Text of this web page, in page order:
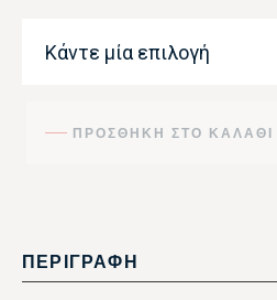
ΠΡΟΣΘΉΚΗ ΣΤΟ ΚΑΛΆΘΙ
ΠΕΡΙΓΡΑΦΗ